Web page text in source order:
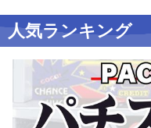
人気ランキング